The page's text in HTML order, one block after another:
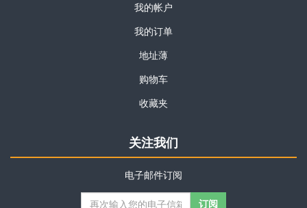
我的帐户
我的订单
地址薄
购物车
收藏夹
关注我们
电子邮件订阅